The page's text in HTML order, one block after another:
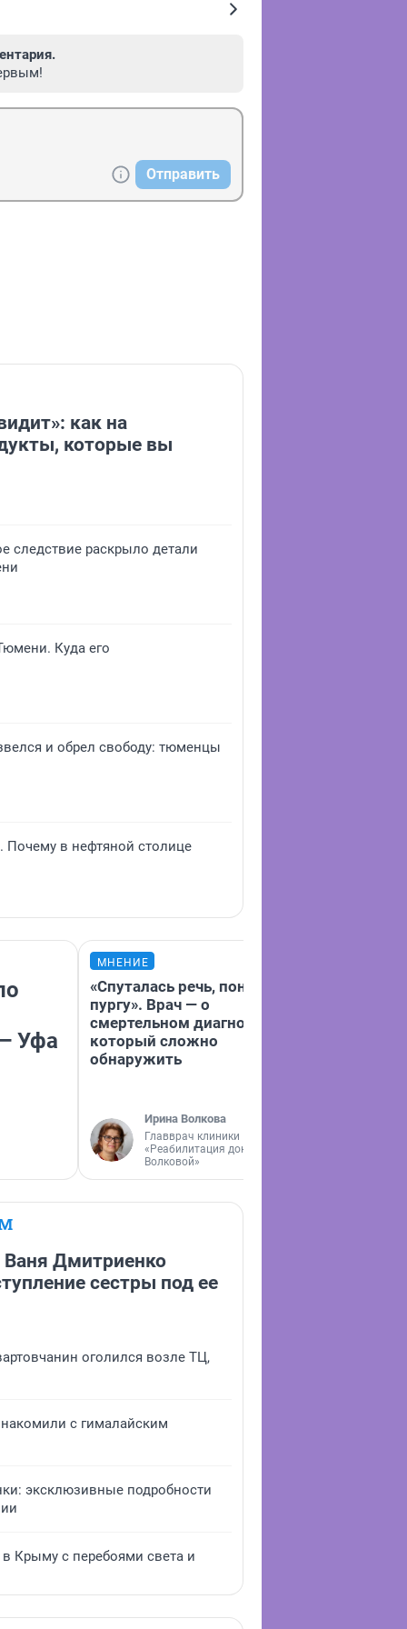
Отправить
как на
которые вы
следствие раскрыло детали
Куда его
и обрел свободу: тюменцы
Почему в нефтяной столице
Уфа
МНЕНИЕ
«Спуталась речь, понес
пургу». Врач — о
смертельном диагнозе,
который сложно
обнаружить
Ирина Волкова
Главврач клиники
«Реабилитация доктора
Волковой»
Ваня Дмитриенко
сестры под ее
оголился возле ТЦ,
с гималайским
эксклюзивные подробности
Крыму с перебоями света и